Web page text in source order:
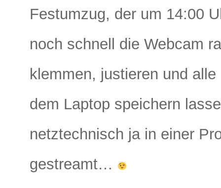
Festumzug, der um 14:00
noch schnell die Webcam
klemmen, justieren und
dem Laptop speichern
netztechnisch ja in einer
gestreamt…